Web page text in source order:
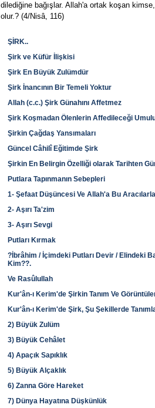
dilediğine bağışlar. Allah'a ortak koşan
olur.? (4/Nisâ, 116)
ŞİRK..
Şirk ve Küfür İlişkisi
Şirk En Büyük Zulümdür
Şirk İnancının Bir Temeli Yoktur
Allah (c.c.) Şirk Günahını Affetmez
Şirk Koşmadan Ölenlerin Affedileceği
Şirkin Çağdaş Yansımaları
Güncel Câhilî Eğitimde Şirk
Şirkin En Belirgin Özelliği olarak Tarihten
Putlara Tapınmanın Sebepleri
1- Şefaat Düşüncesi Ve Allah'a Bu
2- Aşırı Ta'zim
3- Aşırı Sevgi
Putları Kırmak
?İbrâhim / İçimdeki Putları Devir / Elindeki
Kim??.
Ve Rasûlullah
Kur'ân-ı Kerim'de Şirkin Tanım Ve
Kur'ân-ı Kerim'de Şirk, Şu Şekillerde
2) Büyük Zulüm
3) Büyük Cehâlet
4) Apaçık Sapıklık
5) Büyük Alçaklık
6) Zanna Göre Hareket
7) Dünya Hayatına Düşkünlük